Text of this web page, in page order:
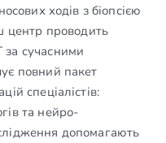
ходів з біопсією
центр проводить
сучасними
повний пакет
спеціалістів:
та нейро-
допомагають